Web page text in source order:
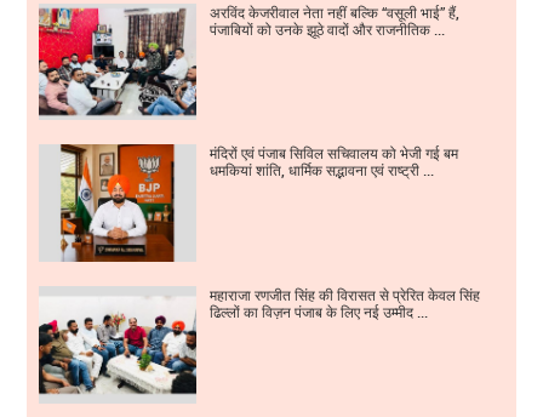
अरविंद केजरीवाल नेता नहीं बल्कि “वसूली भाई” हैं,
पंजाबियों को उनके झूठे वादों और राजनीतिक ...
मंदिरों एवं पंजाब सिविल सचिवालय को भेजी गई बम
धमकियां शांति, धार्मिक सद्भावना एवं राष्ट्री ...
महाराजा रणजीत सिंह की विरासत से प्रेरित केवल सिंह
ढिल्लों का विज़न पंजाब के लिए नई उम्मीद ...